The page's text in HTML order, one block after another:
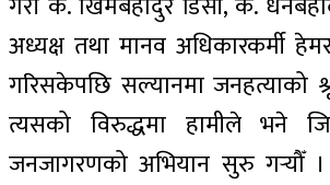
अध्यक्ष तथा मानव अधिकारकर्मी
गरिसकेपछि सल्यानमा जनहत्याको
त्यसको विरुद्धमा हामीले भने
जनजागरणको अभियान सुरु गर्‍यौँ ।